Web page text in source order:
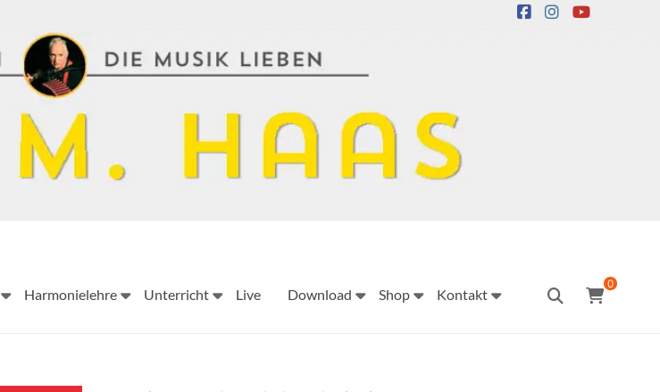
M.
0
Harmonielehre Unterricht Live Download Shop Kontakt